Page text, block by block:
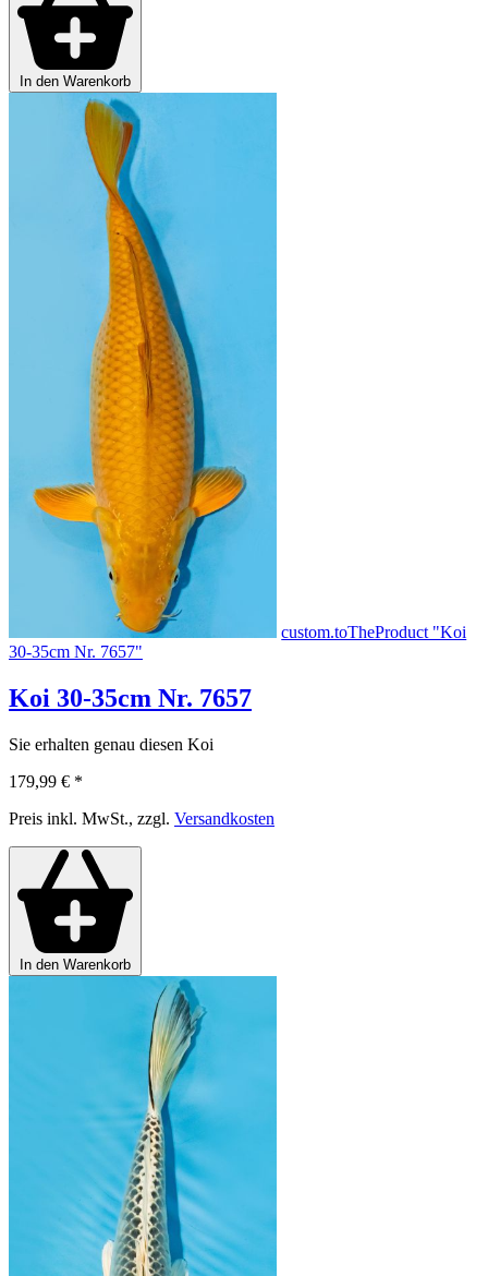
In den Warenkorb
custom.toTheProduct "Koi
30-35cm Nr. 7657"
Koi 30-35cm Nr. 7657
Sie erhalten genau diesen Koi
179,99 € *
Preis inkl. MwSt., zzgl. Versandkosten
In den Warenkorb